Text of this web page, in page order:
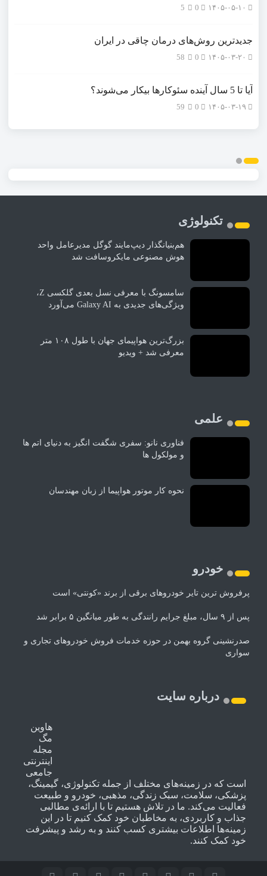
۱۴۰۵-۰۵-۱۰ 5
جدیدترین روش‌های درمان چاقی در ایران
۱۴۰۵-۰۳-۲۰ 58
آیا تا 5 سال آینده سئوکارها بیکار می‌شوند؟
۱۴۰۵-۰۳-۱۹ 59
تکنولوژی
هم‌بنیانگذار دیپ‌مایند گوگل مدیرعامل واحد
هوش مصنوعی مایکروسافت شد
سامسونگ با معرفی نسل بعدی گلکسی Z،
ویژگی‌های جدیدی به Galaxy AI می‌آورد
بزرگ‌ترین هواپیمای جهان با طول ۱۰۸ متر
معرفی شد + ویدیو
علمی
فناوری نانو: سفری شگفت انگیز به دنیای اتم ها
و مولکول ها
نحوه کار موتور هواپیما از زبان مهندسان
خودرو
پرفروش ترین تایر خودروهای برقی از برند «کونتی» است
پس از ۹ سال، مبلغ جرایم رانندگی به طور میانگین ۵ برابر شد
صدرنشینی گروه بهمن در حوزه خدمات فروش خودروهای تجاری و
سواری
درباره سایت
هاوین
مگ
مجله
اینترنتی
جامعی
است که در زمینه‌های مختلف از جمله تکنولوژی، گیمینگ،
پزشکی، سلامت، سبک زندگی، مذهبی، خودرو و طبیعت
فعالیت می‌کند. ما در تلاش هستیم تا با ارائه‌ی مطالبی
جذاب و کاربردی، به مخاطبان خود کمک کنیم تا در این
زمینه‌ها اطلاعات بیشتری کسب کنند و به رشد و پیشرفت
خود کمک کنند.